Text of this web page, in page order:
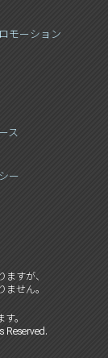
モーション
ス
ー
すが、
せん。
。
Reserved.